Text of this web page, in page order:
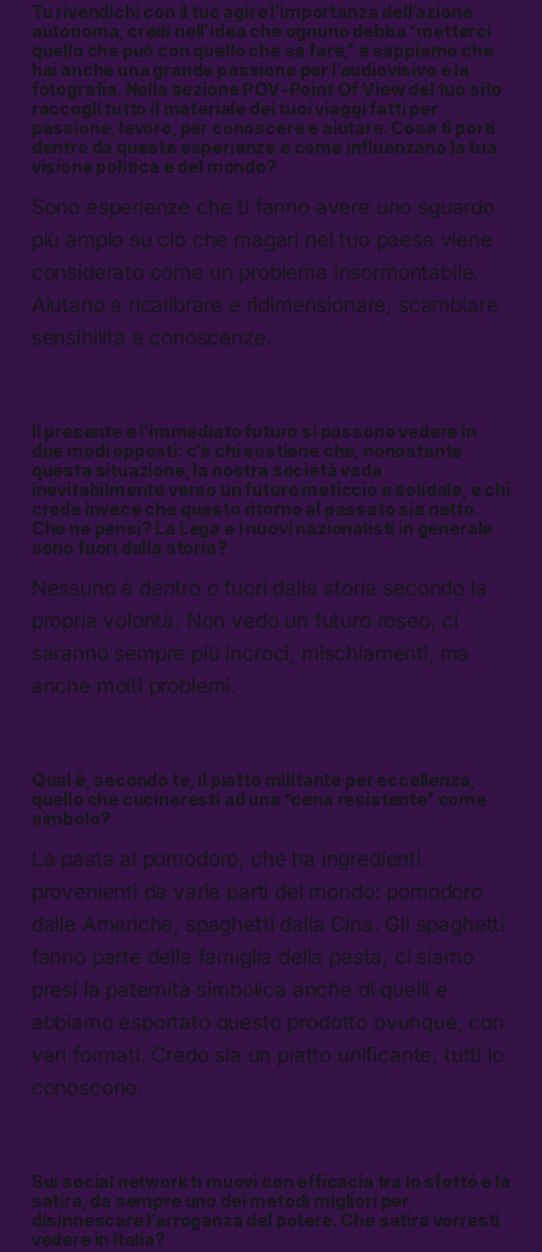
Tu rivendichi con il tuo agire l’importanza dell’azione
autonoma, credi nell’idea che ognuno debba “metterci
quello che può con quello che sa fare,” e sappiamo che
hai anche una grande passione per l’audiovisivo e la
fotografia. Nella sezione POV-Point Of View del tuo sito
raccogli tutto il materiale dei tuoi viaggi fatti per
passione, lavoro, per conoscere e aiutare. Cosa ti porti
dentro da queste esperienze e come influenzano la tua
visione politica e del mondo?
Sono esperienze che ti fanno avere uno sguardo
più ampio su ciò che magari nel tuo paese viene
considerato come un problema insormontabile.
Aiutano a ricalibrare e ridimensionare, scambiare
sensibilità e conoscenze.
Il presente e l’immediato futuro si possono vedere in
due modi opposti: c’è chi sostiene che, nonostante
questa situazione, la nostra società vada
inevitabilmente verso un futuro meticcio e solidale, e chi
crede invece che questo ritorno al passato sia netto.
Che ne pensi? La Lega e i nuovi nazionalisti in generale
sono fuori dalla storia?
Nessuno è dentro o fuori dalla storia secondo la
propria volontà. Non vedo un futuro roseo, ci
saranno sempre più incroci, mischiamenti, ma
anche molti problemi.
Qual è, secondo te, il piatto militante per eccellenza,
quello che cucineresti ad una “cena resistente” come
simbolo?
La pasta al pomodoro, che ha ingredienti
provenienti da varie parti del mondo: pomodoro
dalle Americhe, spaghetti dalla Cina. Gli spaghetti
fanno parte della famiglia della pasta, ci siamo
presi la paternità simbolica anche di quelli e
abbiamo esportato questo prodotto ovunque, con
vari formati. Credo sia un piatto unificante, tutti lo
conoscono.
Sui social network ti muovi con efficacia tra lo sfottó e la
satira, da sempre uno dei metodi migliori per
disinnescare l’arroganza del potere. Che satira vorresti
vedere in Italia?